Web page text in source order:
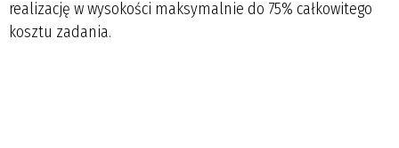
realizację w wysokości maksymalnie do 75% całkowitego
kosztu zadania.